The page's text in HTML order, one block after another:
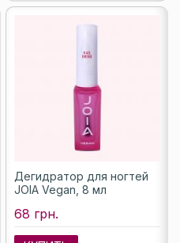
Дегидратор для ногтей
JOIA Vegan, 8 мл
68 грн.